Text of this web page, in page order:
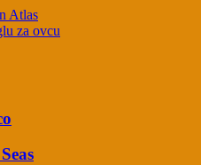
Atlas
za ovcu